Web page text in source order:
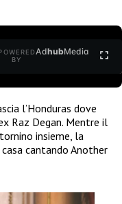
POWERED
BY
AdhubMedia
l’Honduras dove
Raz Degan. Mentre il
insieme, la
cantando Another